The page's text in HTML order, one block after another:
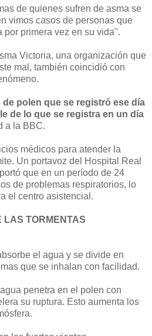
de quienes sufren de asma se
vimos casos de personas que
por primera vez en su vida".
Victoria, una organización que
mal, también coincidió con
polen que se registró ese día
de lo que se registra en un día
a la BBC.
médicos para atender la
Un portavoz del Hospital Real
que en un período de 24
de problemas respiratorios, lo
el centro asistencial.
LAS TORMENTAS
el agua y se divide en
que se inhalan con facilidad.
penetra en el polen con
su ruptura. Esto aumenta los